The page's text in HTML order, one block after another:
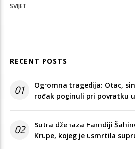
SVIJET
RECENT POSTS
01
Ogromna tragedija: Otac,
rođak poginuli pri povratku
02
Sutra dženaza Hamdiji
Krupe, kojeg je usmrtila